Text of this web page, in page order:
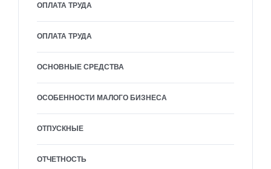
ОПЛАТА ТРУДА
ОПЛАТА ТРУДА
ОСНОВНЫЕ СРЕДСТВА
ОСОБЕННОСТИ МАЛОГО БИЗНЕСА
ОТПУСКНЫЕ
ОТЧЕТНОСТЬ